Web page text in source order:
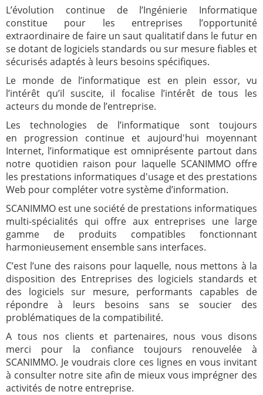
L’évolution continue de l’Ingénierie Informatique
constitue pour les entreprises l’opportunité
extraordinaire de faire un saut qualitatif dans le futur en
se dotant de logiciels standards ou sur mesure fiables et
sécurisés adaptés à leurs besoins spécifiques.
Le monde de l’informatique est en plein essor, vu
l’intérêt qu’il suscite, il focalise l’intérêt de tous les
acteurs du monde de l’entreprise.
Les technologies de l’informatique sont toujours
en progression continue et aujourd'hui moyennant
Internet, l’informatique est omniprésente partout dans
notre quotidien raison pour laquelle SCANIMMO offre
les prestations informatiques d'usage et des prestations
Web pour compléter votre système d’information.
SCANIMMO est une société de prestations informatiques
multi-spécialités qui offre aux entreprises une large
gamme de produits compatibles fonctionnant
harmonieusement ensemble sans interfaces.
C’est l’une des raisons pour laquelle, nous mettons à la
disposition des Entreprises des logiciels standards et
des logiciels sur mesure, performants capables de
répondre à leurs besoins sans se soucier des
problématiques de la compatibilité.
A tous nos clients et partenaires, nous vous disons
merci pour la confiance toujours renouvelée à
SCANIMMO. Je voudrais clore ces lignes en vous invitant
à consulter notre site afin de mieux vous imprégner des
activités de notre entreprise.